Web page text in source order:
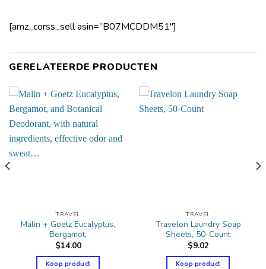
[amz_corss_sell asin=”B07MCDDM51″]
GERELATEERDE PRODUCTEN
TRAVEL
Malin + Goetz Eucalyptus,
Bergamot,
$14.00
Koop product
TRAVEL
Travelon Laundry Soap
Sheets, 50-Count
$9.02
Koop product